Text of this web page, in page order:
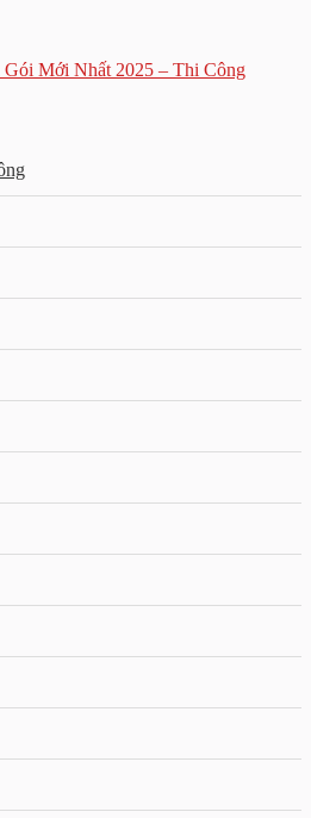
Mới Nhất 2025 – Thi Công